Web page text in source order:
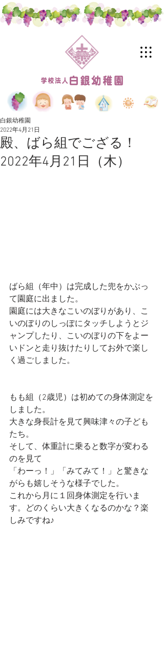
殿、ばら組でござる！
2022年4月21日（木）
白銀幼稚園
2022年4月21日
ばら組（年中）は完成した兜をかぶっ
て園庭に出ました。
園庭には大きなこいのぼりがあり、こ
いのぼりのしっぽにタッチしようとジ
ャンプしたり、こいのぼりの下をよー
いドンと走り抜けたりしてお外で楽し
く過ごしました。
もも組（2歳児）は初めての身体測定を
しました。
大きな身長計を見て興味津々の子ども
たち。
そして、体重計に乗ると数字が変わる
のを見て
「わーっ！」「みてみて！」と驚きな
がらも嬉しそうな様子でした。
これから月に１回身体測定を行いま
す。どのくらい大きくなるのかな？楽
しみですね♪